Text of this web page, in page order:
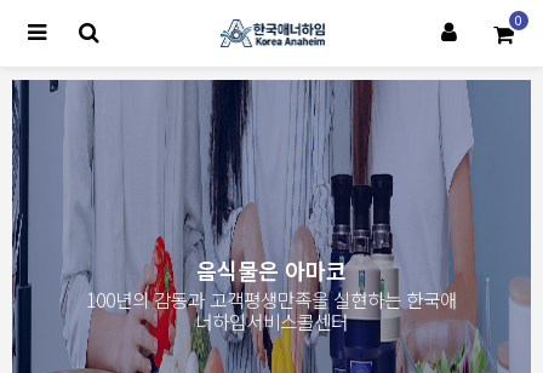
0
음식물은 아마코
100년의 감동과 고객평생만족을 실현하는 한국애
너하임서비스콜센터